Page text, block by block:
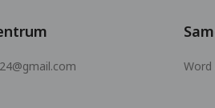
Word